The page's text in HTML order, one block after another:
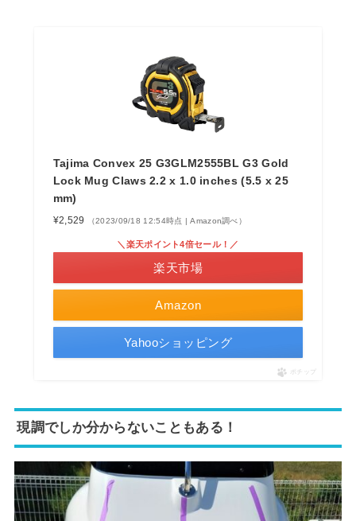
Tajima Convex 25 G3GLM2555BL G3 Gold
Lock Mug Claws 2.2 x 1.0 inches (5.5 x 25
mm)
¥2,529 （2023/09/18 12:54時点 | Amazon調べ）
Amazon
＼楽天ポイント4倍セール！／
楽天市場
Yahooショッピング
ポチップ
現調でしか分からないこともある！